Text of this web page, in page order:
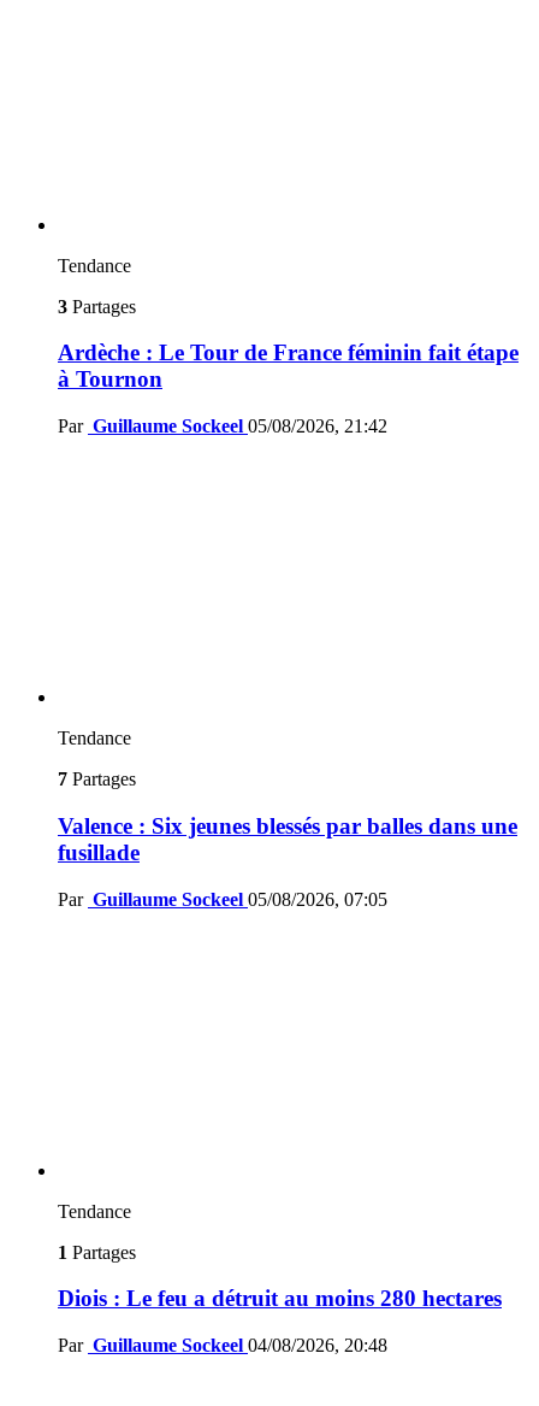
Tendance
3 Partages
Ardèche : Le Tour de France féminin fait étape
à Tournon
Par Guillaume Sockeel 05/08/2026, 21:42
Tendance
7 Partages
Valence : Six jeunes blessés par balles dans une
fusillade
Par Guillaume Sockeel 05/08/2026, 07:05
Tendance
1 Partages
Diois : Le feu a détruit au moins 280 hectares
Par Guillaume Sockeel 04/08/2026, 20:48